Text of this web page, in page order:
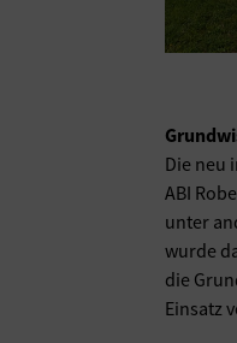
Die neu
ABI
unter
wurde
die
Einsatz